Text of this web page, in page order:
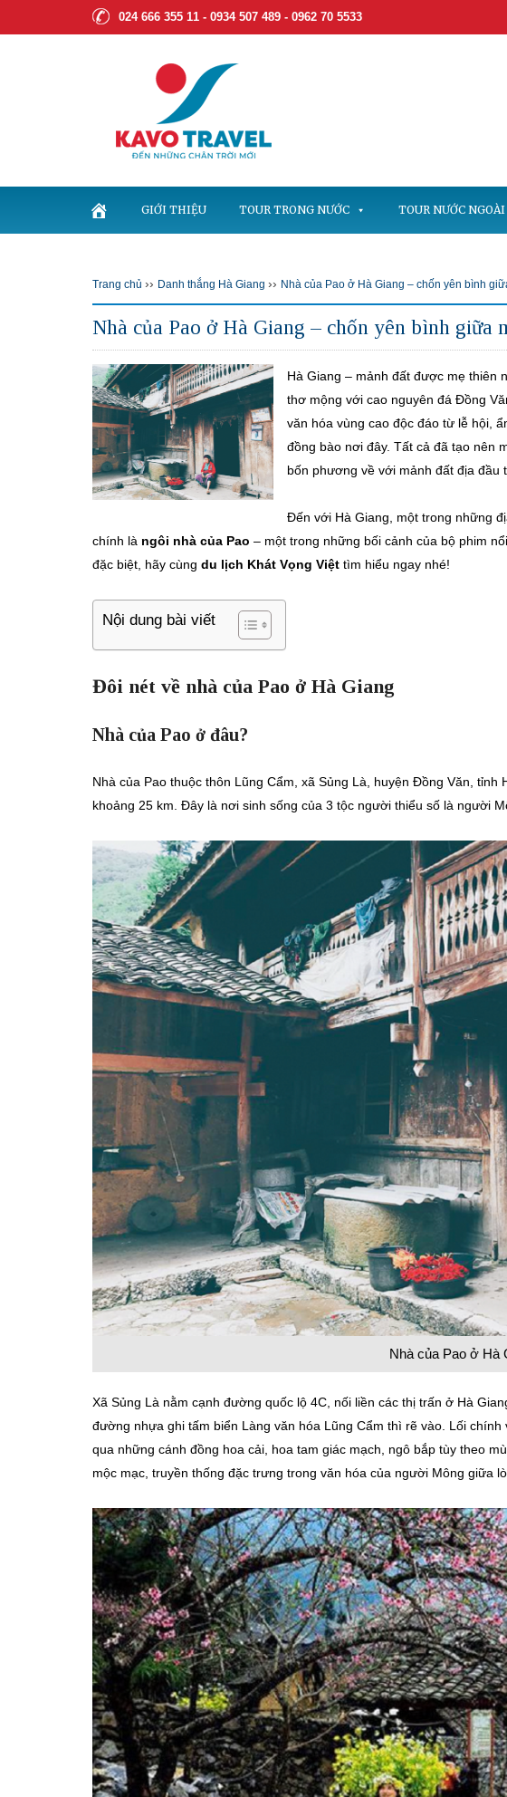
024 666 355 11 - 0934 507 489 - 0962 70 5533
GIỚI THIỆU TOUR TRONG NƯỚC TOUR NƯỚC NGOÀI
Trang chủ ›› Danh thắng Hà Giang ›› Nhà của Pao ở Hà Giang – chốn yên bình
Nhà của Pao ở Hà Giang – chốn yên bình giữa
Hà Giang – mảnh đất được mẹ thiên
thơ mộng với cao nguyên đá Đồng
văn hóa vùng cao độc đáo từ lễ hội,
đồng bào nơi đây. Tất cả đã tạo nên
bốn phương về với mảnh đất địa đầu
Đến với Hà Giang, một trong những
chính là ngôi nhà của Pao – một trong những bối cảnh của bộ phim
đặc biệt, hãy cùng du lịch Khát Vọng Việt tìm hiểu ngay nhé!
Nội dung bài viết
Đôi nét về nhà của Pao ở Hà Giang
Nhà của Pao ở đâu?
Nhà của Pao thuộc thôn Lũng Cẩm, xã Sủng Là, huyện Đồng Văn,
khoảng 25 km. Đây là nơi sinh sống của 3 tộc người thiểu số là người
Nhà của Pao ở Hà
Xã Sủng Là nằm cạnh đường quốc lộ 4C, nối liền các thị trấn ở Hà
đường nhựa ghi tấm biển Làng văn hóa Lũng Cẩm thì rẽ vào. Lối
qua những cánh đồng hoa cải, hoa tam giác mạch, ngô bắp tùy theo
mộc mạc, truyền thống đặc trưng trong văn hóa của người Mông giữa